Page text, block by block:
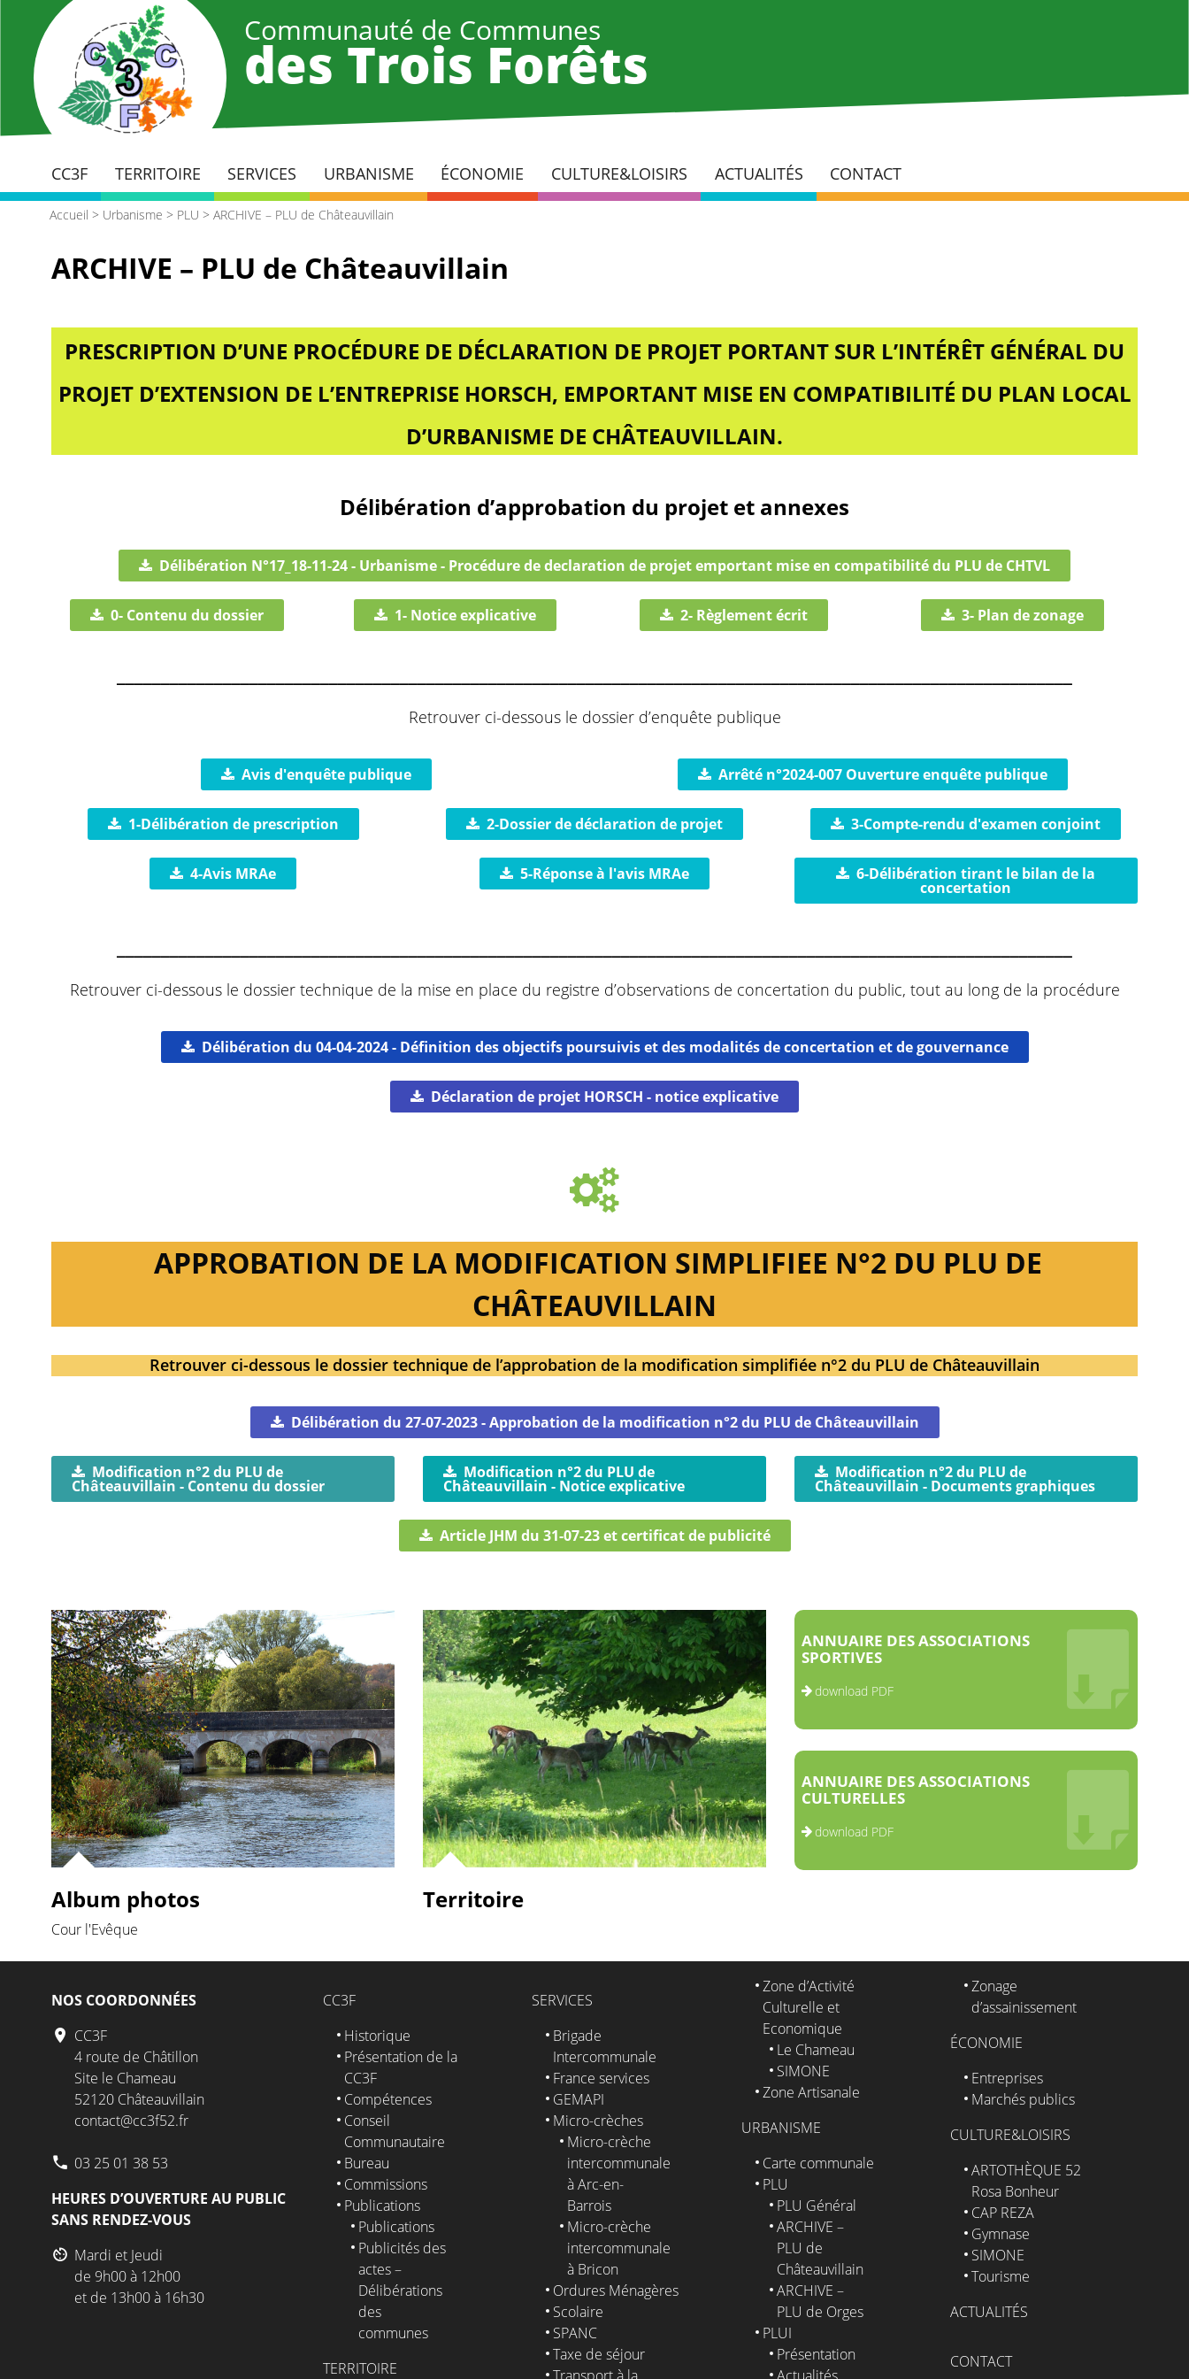
contenu
principal
Communauté de Communes
des Trois Forêts
CC3F TERRITOIRE SERVICES URBANISME ÉCONOMIE CULTURE&LOISIRS ACTUALITÉS CONTACT
Accueil > Urbanisme > PLU > ARCHIVE – PLU de Châteauvillain
ARCHIVE – PLU de Châteauvillain
PRESCRIPTION D’UNE PROCÉDURE DE DÉCLARATION DE PROJET PORTANT SUR L’INTÉRÊT GÉNÉRAL DU
PROJET D’EXTENSION DE L’ENTREPRISE HORSCH, EMPORTANT MISE EN COMPATIBILITÉ DU PLAN LOCAL
D’URBANISME DE CHÂTEAUVILLAIN.
Délibération d’approbation du projet et annexes
Délibération N°17_18-11-24 - Urbanisme - Procédure de declaration de projet emportant mise en compatibilité du PLU de CHTVL
0- Contenu du dossier 1- Notice explicative 2- Règlement écrit 3- Plan de zonage
Retrouver ci-dessous le dossier d’enquête publique
Avis d'enquête publique Arrêté n°2024-007 Ouverture enquête publique
1-Délibération de prescription 2-Dossier de déclaration de projet 3-Compte-rendu d'examen conjoint
4-Avis MRAe 5-Réponse à l'avis MRAe 6-Délibération tirant le bilan de la
concertation
Retrouver ci-dessous le dossier technique de la mise en place du registre d’observations de concertation du public, tout au long de la procédure
Délibération du 04-04-2024 - Définition des objectifs poursuivis et des modalités de concertation et de gouvernance
Déclaration de projet HORSCH - notice explicative
APPROBATION DE LA MODIFICATION SIMPLIFIEE N°2 DU PLU DE
CHÂTEAUVILLAIN
Retrouver ci-dessous le dossier technique de l’approbation de la modification simplifiée n°2 du PLU de Châteauvillain
Délibération du 27-07-2023 - Approbation de la modification n°2 du PLU de Châteauvillain
Modification n°2 du PLU de
Châteauvillain - Contenu du dossier
Modification n°2 du PLU de
Châteauvillain - Notice explicative
Modification n°2 du PLU de
Châteauvillain - Documents graphiques
Article JHM du 31-07-23 et certificat de publicité
Album photos
Cour l'Evêque
Territoire
ANNUAIRE DES ASSOCIATIONS
SPORTIVES
download PDF
ANNUAIRE DES ASSOCIATIONS
CULTURELLES
download PDF
NOS COORDONNÉES
CC3F
4 route de Châtillon
Site le Chameau
52120 Châteauvillain
contact@cc3f52.fr
03 25 01 38 53
HEURES D’OUVERTURE AU PUBLIC
SANS RENDEZ-VOUS
Mardi et Jeudi
de 9h00 à 12h00
et de 13h00 à 16h30
CC3F
Historique
Présentation de la
CC3F
Compétences
Conseil
Communautaire
Bureau
Commissions
Publications
Publications
Publicités des
actes –
Délibérations
des
communes
TERRITOIRE
SERVICES
Brigade
Intercommunale
France services
GEMAPI
Micro-crèches
Micro-crèche
intercommunale
à Arc-en-
Barrois
Micro-crèche
intercommunale
à Bricon
Ordures Ménagères
Scolaire
SPANC
Taxe de séjour
Zone d’Activité
Culturelle et
Economique
Le Chameau
SIMONE
Zone Artisanale
URBANISME
Carte communale
PLU
PLU Général
ARCHIVE –
PLU de
Châteauvillain
ARCHIVE –
PLU de Orges
PLUI
Présentation
Zonage
d’assainissement
ÉCONOMIE
Entreprises
Marchés publics
CULTURE&LOISIRS
ARTOTHÈQUE 52
Rosa Bonheur
CAP REZA
Gymnase
SIMONE
Tourisme
ACTUALITÉS
CONTACT